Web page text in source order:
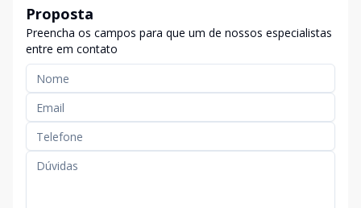
Proposta
Preencha os campos para que um de nossos especialistas
entre em contato